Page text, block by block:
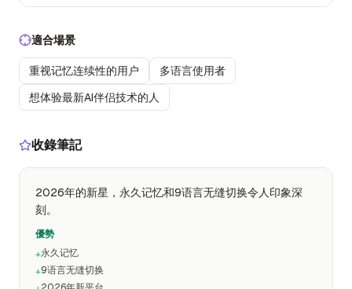
適合場景
重视记忆连续性的用户
多语言使用者
想体验最新AI伴侣技术的人
收錄筆記
2026年的新星，永久记忆和9语言无缝切换令人印象深
刻。
優勢
+永久记忆
+9语言无缝切换